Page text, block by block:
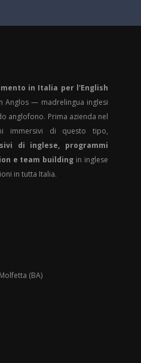
in Italia per l'English
Anglos — madrelingua inglesi
anglofono. Prima azienda nel
immersivi di questo tipo,
di inglese, programmi
e team building in inglese
in tutta Italia.
Molfetta (BA)